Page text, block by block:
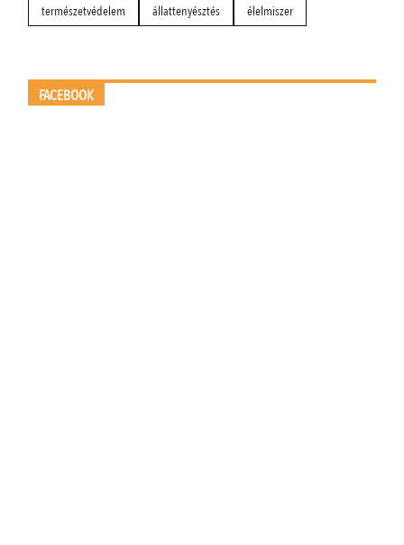
természetvédelem
állattenyésztés élelmiszer
FACEBOOK